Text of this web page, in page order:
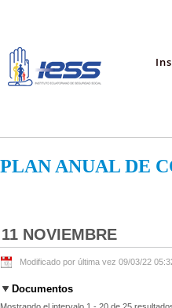
PLAN ANUAL DE
11 NOVIEMBRE
Modificado por última vez 09/03/22
Documentos